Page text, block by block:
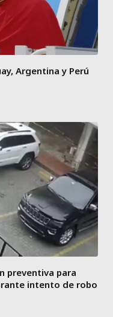
Argentina y Perú
preventiva para
intento de robo